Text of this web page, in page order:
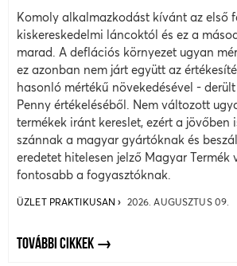
Komoly alkalmazkodást kívánt az első
kiskereskedelmi láncoktól és ez a
marad. A deflációs környezet ugyan
ez azonban nem járt együtt az
hasonló mértékű növekedésével -
Penny értékeléséből. Nem változott
termékek iránt kereslet, ezért a jövőben
szánnak a magyar gyártóknak és
eredetet hitelesen jelző Magyar Termék
fontosabb a fogyasztóknak.
ÜZLET PRAKTIKUSAN 2026. AUGUSZTUS 09.
TOVÁBBI CIKKEK